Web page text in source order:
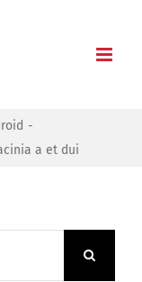
a et dui